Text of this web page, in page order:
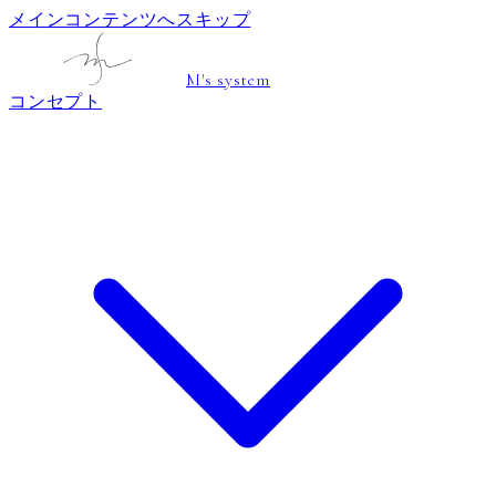
メインコンテンツへスキップ
M's system
コンセプト